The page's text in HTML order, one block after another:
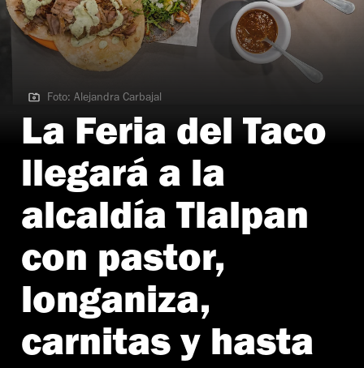
Foto: Alejandra Carbajal
Foto: Alejandra Carbajal
La Feria del Taco
llegará a la
alcaldía Tlalpan
con pastor,
longaniza,
carnitas y hasta